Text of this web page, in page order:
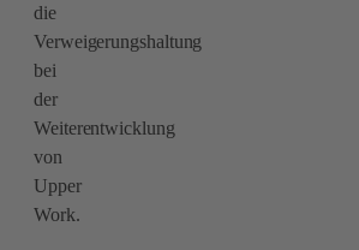
die
Verweigerungshaltung
bei
der
Weiterentwicklung
von
Upper
Work.